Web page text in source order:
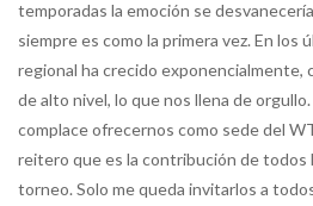
temporadas la emoción se
siempre es como la primera vez. En los
regional ha crecido exponencialmente,
de alto nivel, lo que nos llena de
complace ofrecernos como sede del
reitero que es la contribución de todos
torneo. Solo me queda invitarlos a